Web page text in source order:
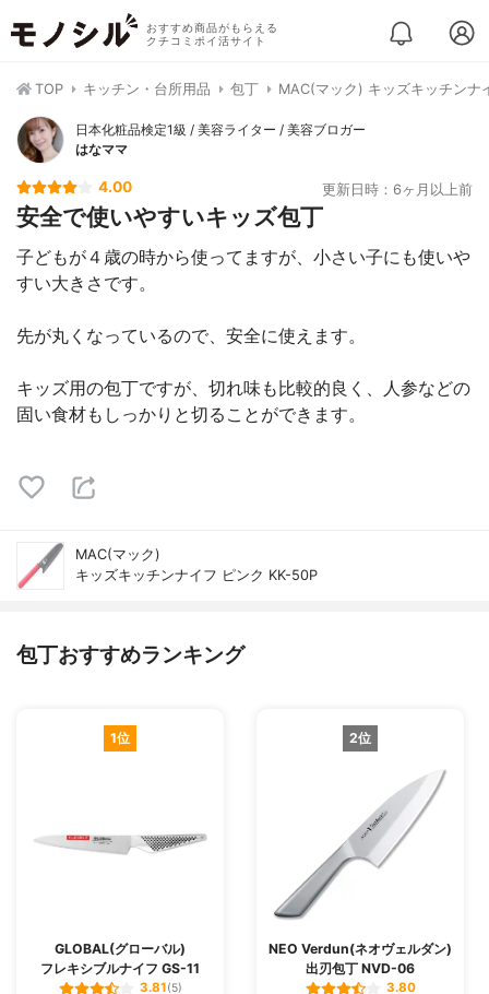
おすすめ商品がもらえる
クチコミポイ活サイト
TOP キッチン・台所用品 包丁 MAC(マック) キッズキッチンナ
日本化粧品検定1級 / 美容ライター / 美容ブロガー
はなママ
4.00 更新日時：6ヶ月以上前
安全で使いやすいキッズ包丁
子どもが４歳の時から使ってますが、小さい子にも使いや
すい大きさです。
先が丸くなっているので、安全に使えます。
キッズ用の包丁ですが、切れ味も比較的良く、人参などの
固い食材もしっかりと切ることができます。
MAC(マック)
キッズキッチンナイフ ピンク KK-50P
包丁おすすめランキング
1位
GLOBAL(グローバル)
フレキシブルナイフ GS-11
3.81(5)
2位
NEO Verdun(ネオヴェルダン)
出刃包丁 NVD-06
3.80